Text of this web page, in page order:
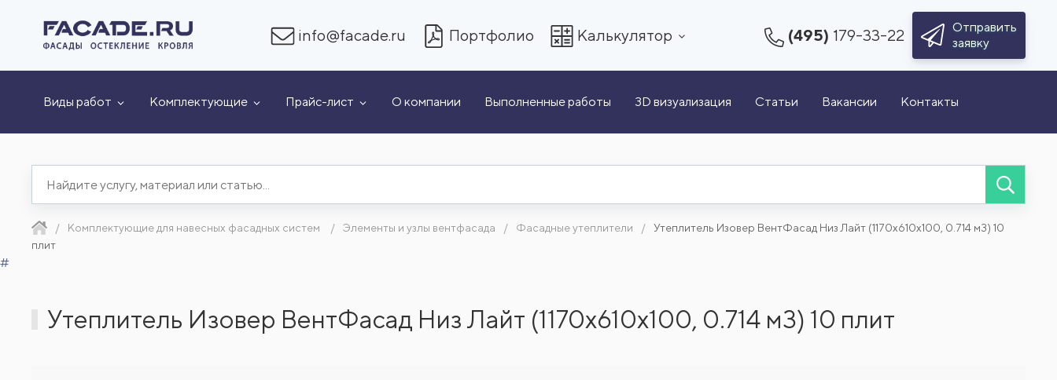
info@facade.ru Портфолио Калькулятор (495) 179-33-22
Отправить
заявку
Виды работ Комплектующие Прайс-лист О компании Выполненные работы 3D визуализация Статьи Вакансии Контакты
Комплектующие для навесных фасадных систем Элементы и узлы вентфасада Фасадные утеплители
Утеплитель Изовер ВентФасад Низ Лайт (1170x610x100, 0.714 м3) 10
плит
#
Утеплитель Изовер ВентФасад Низ Лайт (1170x610x100, 0.714 м3) 10 плит